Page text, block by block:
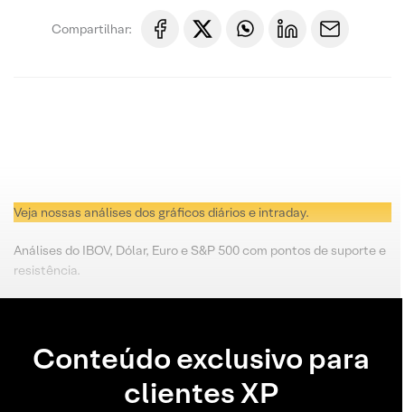
Compartilhar:
Veja nossas análises dos gráficos diários e intraday.
Análises do IBOV, Dólar, Euro e S&P 500 com pontos de suporte e
resistência.
Conteúdo exclusivo para
clientes XP